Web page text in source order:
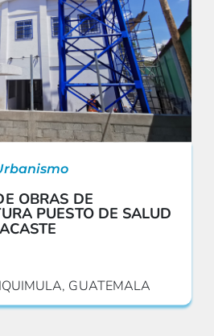
OBRAS DE
PUESTO DE SALUD
GUATEMALA